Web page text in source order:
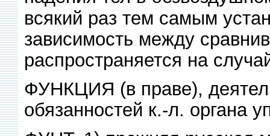
всякий раз тем самым
зависимость между
распространяется на
ФУНКЦИЯ (в праве),
обязанностей к.-л. органа